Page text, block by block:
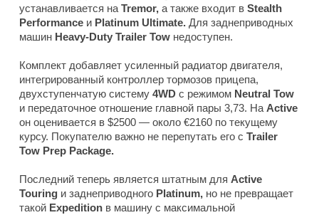
устанавливается наTremor, а также входит в Stealth
Performance и Platinum Ultimate. Для заднеприводных
машин Heavy-Duty Trailer Tow недоступен.
Комплект добавляет усиленный радиатор двигателя,
интегрированный контроллер тормозов прицепа,
двухступенчатую систему 4WD с режимом Neutral Tow
и передаточное отношение главной пары 3,73. НаActive
он оценивается в $2500 — около €2160 по текущему
курсу. Покупателю важно не перепутать его с Trailer
Tow Prep Package.
Последний теперь является штатным для Active
Touring и заднеприводного Platinum, но не превращает
такой Expedition в машину с максимальной